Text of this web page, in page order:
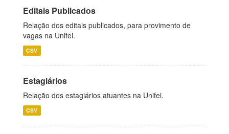
Editais Publicados
Relação dos editais publicados, para provimento de
vagas na Unifei.
CSV
Estagiários
Relação dos estagiários atuantes na Unifei.
CSV